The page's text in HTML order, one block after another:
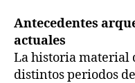
Antecedentes
actuales
La historia material
distintos periodos